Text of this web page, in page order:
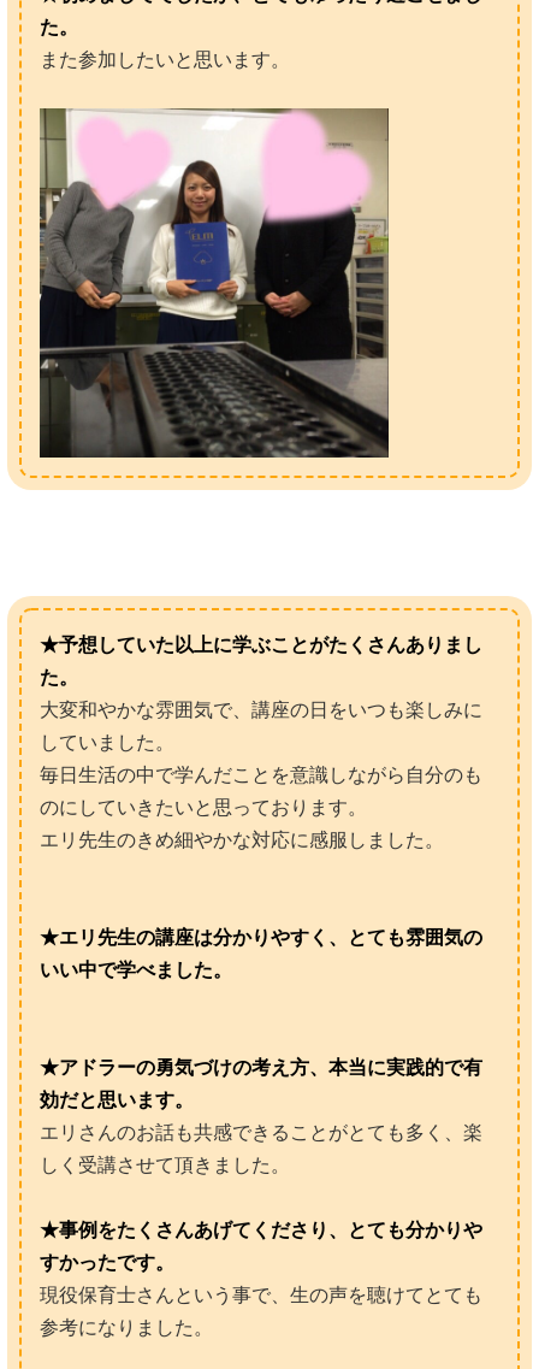
た。
また参加したいと思います。
★予想していた以上に学ぶことがたくさんありまし
た。
大変和やかな雰囲気で、講座の日をいつも楽しみに
していました。
毎日生活の中で学んだことを意識しながら自分のも
のにしていきたいと思っております。
エリ先生のきめ細やかな対応に感服しました。
★エリ先生の講座は分かりやすく、とても雰囲気の
いい中で学べました。
★アドラーの勇気づけの考え方、本当に実践的で有
効だと思います。
エリさんのお話も共感できることがとても多く、楽
しく受講させて頂きました。
★事例をたくさんあげてくださり、とても分かりや
すかったです。
現役保育士さんという事で、生の声を聴けてとても
参考になりました。